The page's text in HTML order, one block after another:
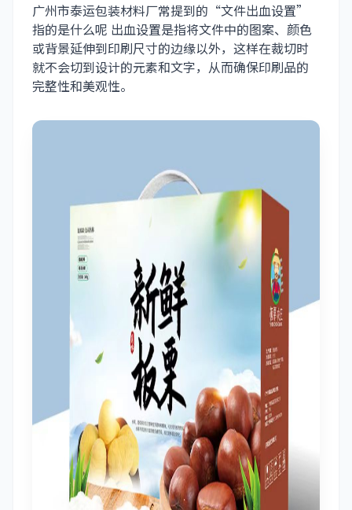
广州市泰运包装材料厂常提到的“文件出血设置”
指的是什么呢 出血设置是指将文件中的图案、颜色
或背景延伸到印刷尺寸的边缘以外，这样在裁切时
就不会切到设计的元素和文字，从而确保印刷品的
完整性和美观性。